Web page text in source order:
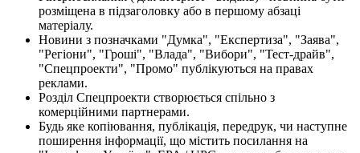
розміщена в підзаголовку або в першому абзаці
матеріалу.
Новини з позначками "Думка", "Експертиза", "Заява",
"Регіони", "Гроші", "Влада", "Вибори", "Тест-драйв",
"Спецпроекти", "Промо" публікуються на правах
реклами.
Розділ Спецпроекти створюється спільно з
комерційними партнерами.
Будь яке копіювання, публікація, передрук, чи наступне
поширення інформації, що містить посилання на